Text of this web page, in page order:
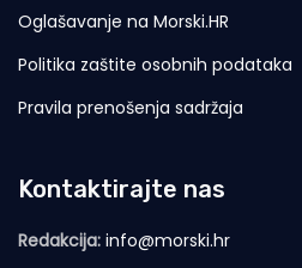
Oglašavanje na Morski.HR
Politika zaštite osobnih podataka
Pravila prenošenja sadržaja
Kontaktirajte nas
Redakcija: info@morski.hr